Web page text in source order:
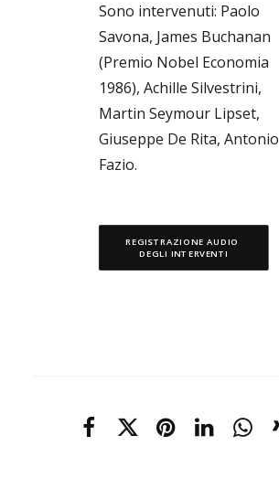
Sono intervenuti: Paolo
Savona, James Buchanan
(Premio Nobel Economia
1986), Achille Silvestrini,
Martin Seymour Lipset,
Giuseppe De Rita, Antonio
Fazio.
REGISTRAZIONE AUDIO
DEGLI INTERVENTI